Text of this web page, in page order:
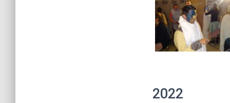
2022